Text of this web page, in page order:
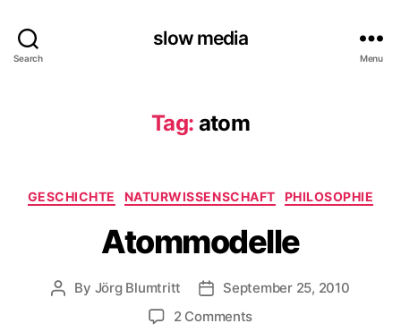
Search
slow media
Menu
Tag: atom
Categories
GESCHICHTE NATURWISSENSCHAFT PHILOSOPHIE
Atommodelle
Post
By Jörg Blumtritt
PostSeptember 25, 2010
2 Commentson